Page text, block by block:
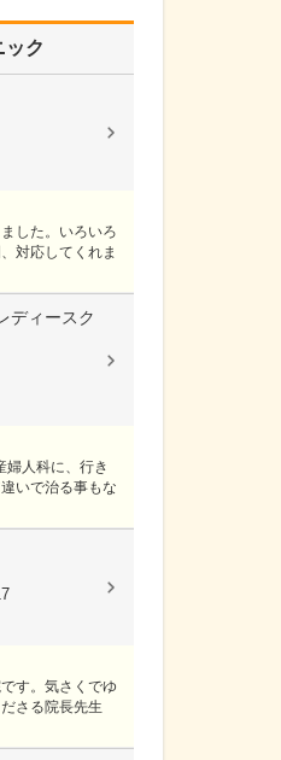
ック
した。いろいろ
対応してくれま
ディースク
婦人科に、行き
いで治る事もな
す。気さくでゆ
さる院長先生